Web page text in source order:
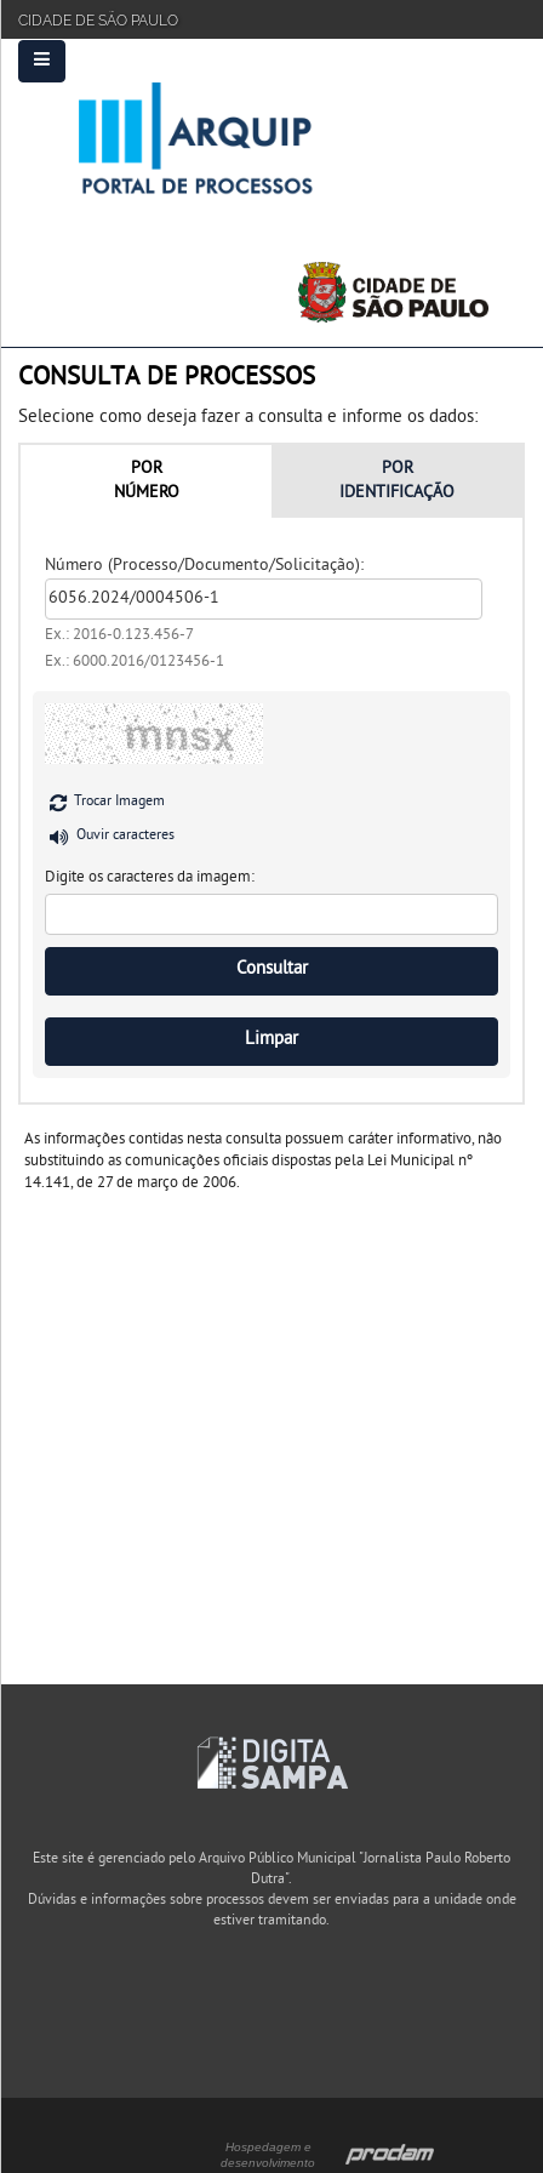
CIDADE DE SÃO PAULO
CONSULTA DE PROCESSOS
Selecione como deseja fazer a consulta e informe os dados:
POR
NÚMERO
POR
IDENTIFICAÇÃO
Número (Processo/Documento/Solicitação):
Ex.: 2016-0.123.456-7
Ex.: 6000.2016/0123456-1
Trocar Imagem
Ouvir caracteres
Digite os caracteres da imagem:
As informações contidas nesta consulta possuem caráter informativo, não
substituindo as comunicações oficiais dispostas pela Lei Municipal nº
14.141, de 27 de março de 2006.
PRINCIPAL
FAQ
Este site é gerenciado pelo Arquivo Público Municipal "Jornalista Paulo Roberto
Dutra".
Dúvidas e informações sobre processos devem ser enviadas para a unidade onde
estiver tramitando.
Hospedagem e
desenvolvimento